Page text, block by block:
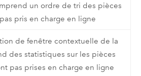
un ordre de tri des pièces
pris en charge en ligne
de fenêtre contextuelle de la
des statistiques sur les pièces
pas prises en charge en ligne